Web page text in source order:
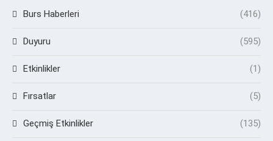
Burs Haberleri (416)
Duyuru (595)
Etkinlikler (1)
Fırsatlar (5)
Geçmiş Etkinlikler (135)